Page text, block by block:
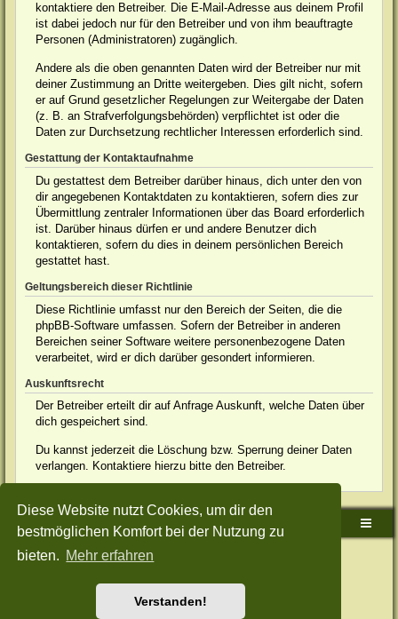
Diese Website nutzt Cookies, um dir den
bestmöglichen Komfort bei der Nutzung zu
bieten. Mehr erfahren
Verstanden!
kontaktiere den Betreiber. Die E-Mail-Adresse aus deinem Profil
ist dabei jedoch nur für den Betreiber und von ihm beauftragte
Personen (Administratoren) zugänglich.
Andere als die oben genannten Daten wird der Betreiber nur mit
deiner Zustimmung an Dritte weitergeben. Dies gilt nicht, sofern
er auf Grund gesetzlicher Regelungen zur Weitergabe der Daten
(z. B. an Strafverfolgungsbehörden) verpflichtet ist oder die
Daten zur Durchsetzung rechtlicher Interessen erforderlich sind.
Gestattung der Kontaktaufnahme
Du gestattest dem Betreiber darüber hinaus, dich unter den von
dir angegebenen Kontaktdaten zu kontaktieren, sofern dies zur
Übermittlung zentraler Informationen über das Board erforderlich
ist. Darüber hinaus dürfen er und andere Benutzer dich
kontaktieren, sofern du dies in deinem persönlichen Bereich
gestattet hast.
Geltungsbereich dieser Richtlinie
Diese Richtlinie umfasst nur den Bereich der Seiten, die die
phpBB-Software umfassen. Sofern der Betreiber in anderen
Bereichen seiner Software weitere personenbezogene Daten
verarbeitet, wird er dich darüber gesondert informieren.
Auskunftsrecht
Der Betreiber erteilt dir auf Anfrage Auskunft, welche Daten über
dich gespeichert sind.
Du kannst jederzeit die Löschung bzw. Sperrung deiner Daten
verlangen. Kontaktiere hierzu bitte den Betreiber.
Sudden-Strike-Maps.de Hauptseite Foren-Übersicht
Powered byphpBB® Forum Software © phpBB Limited
Style: Green-Style-Split by Joyce&LunaphpBB-Style-Design
Nutzungsbedingungen